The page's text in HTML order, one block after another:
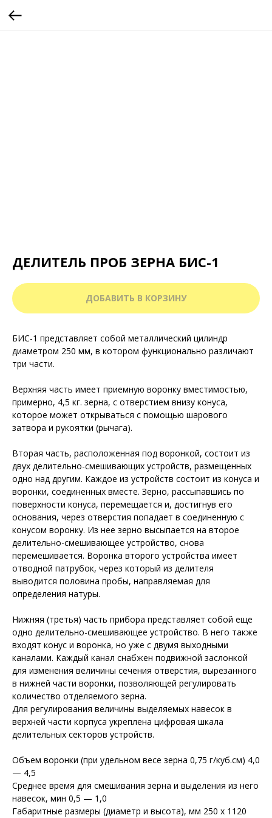
ДЕЛИТЕЛЬ ПРОБ ЗЕРНА БИС-1
ДОБАВИТЬ В КОРЗИНУ
БИС-1 представляет собой металлический цилиндр
диаметром 250 мм, в котором функционально различают
три части.
Верхняя часть имеет приемную воронку вместимостью,
примерно, 4,5 кг. зерна, с отверстием внизу конуса,
которое может открываться с помощью шарового
затвора и рукоятки (рычага).
Вторая часть, расположенная под воронкой, состоит из
двух делительно-смешивающих устройств, размещенных
одно над другим. Каждое из устройств состоит из конуса и
воронки, соединенных вместе. Зерно, рассыпавшись по
поверхности конуса, перемещается и, достигнув его
основания, через отверстия попадает в соединенную с
конусом воронку. Из нее зерно высыпается на второе
делительно-смешивающее устройство, снова
перемешивается. Воронка второго устройства имеет
отводной патрубок, через который из делителя
выводится половина пробы, направляемая для
определения натуры.
Нижняя (третья) часть прибора представляет собой еще
одно делительно-смешивающее устройство. В него также
входят конус и воронка, но уже с двумя выходными
каналами. Каждый канал снабжен подвижной заслонкой
для изменения величины сечения отверстия, вырезанного
в нижней части воронки, позволяющей регулировать
количество отделяемого зерна.
Для регулирования величины выделяемых навесок в
верхней части корпуса укреплена цифровая шкала
делительных секторов устройств.
Объем воронки (при удельном весе зерна 0,75 г/куб.см) 4,0
— 4,5
Среднее время для смешивания зерна и выделения из него
навесок, мин 0,5 — 1,0
Габаритные размеры (диаметр и высота), мм 250 х 1120